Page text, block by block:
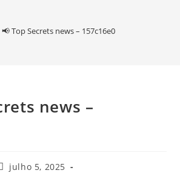
📢 Top Secrets news – 157c16e0
news –
julho 5, 2025